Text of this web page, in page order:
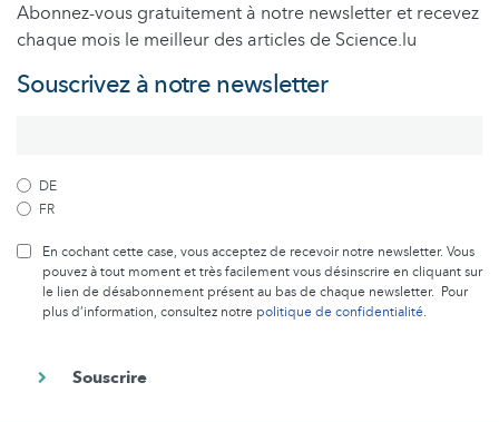
Abonnez-vous gratuitement à notre newsletter et recevez
chaque mois le meilleur des articles de Science.lu
Souscrivez à notre newsletter
DE
FR
En cochant cette case, vous acceptez de recevoir notre newsletter. Vous
pouvez à tout moment et très facilement vous désinscrire en cliquant sur
le lien de désabonnement présent au bas de chaque newsletter. Pour
plus d’information, consultez notre politique de confidentialité.